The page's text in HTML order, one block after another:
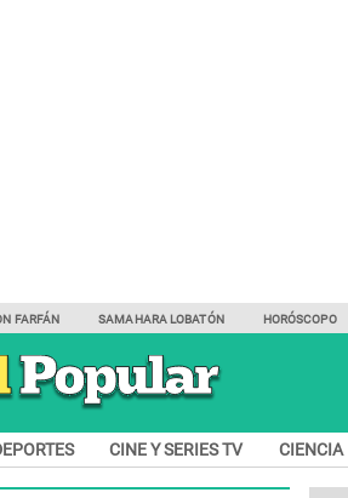
FARFÁN SAMAHARA LOBATÓN HORÓSCOPO
CINE Y SERIES TV CIENCIA